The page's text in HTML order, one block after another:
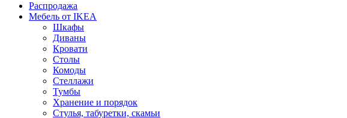
Распродажа
Мебель от IKEA
Шкафы
Диваны
Кровати
Столы
Комоды
Стеллажи
Тумбы
Хранение и порядок
Стулья, табуретки, скамьи